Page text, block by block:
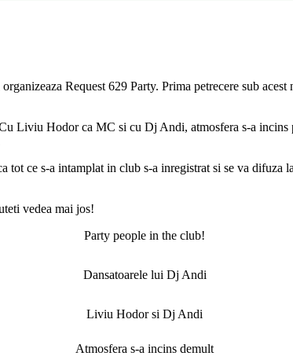
Request 629 Party. Prima petrecere sub
Hodor ca MC si cu Dj Andi, atmosfera s-a incins
ce s-a intamplat in club s-a inregistrat si se va difuza
vedea mai jos!
Party people in the club!
Dansatoarele lui Dj Andi
Liviu Hodor si Dj Andi
Atmosfera s-a incins demult